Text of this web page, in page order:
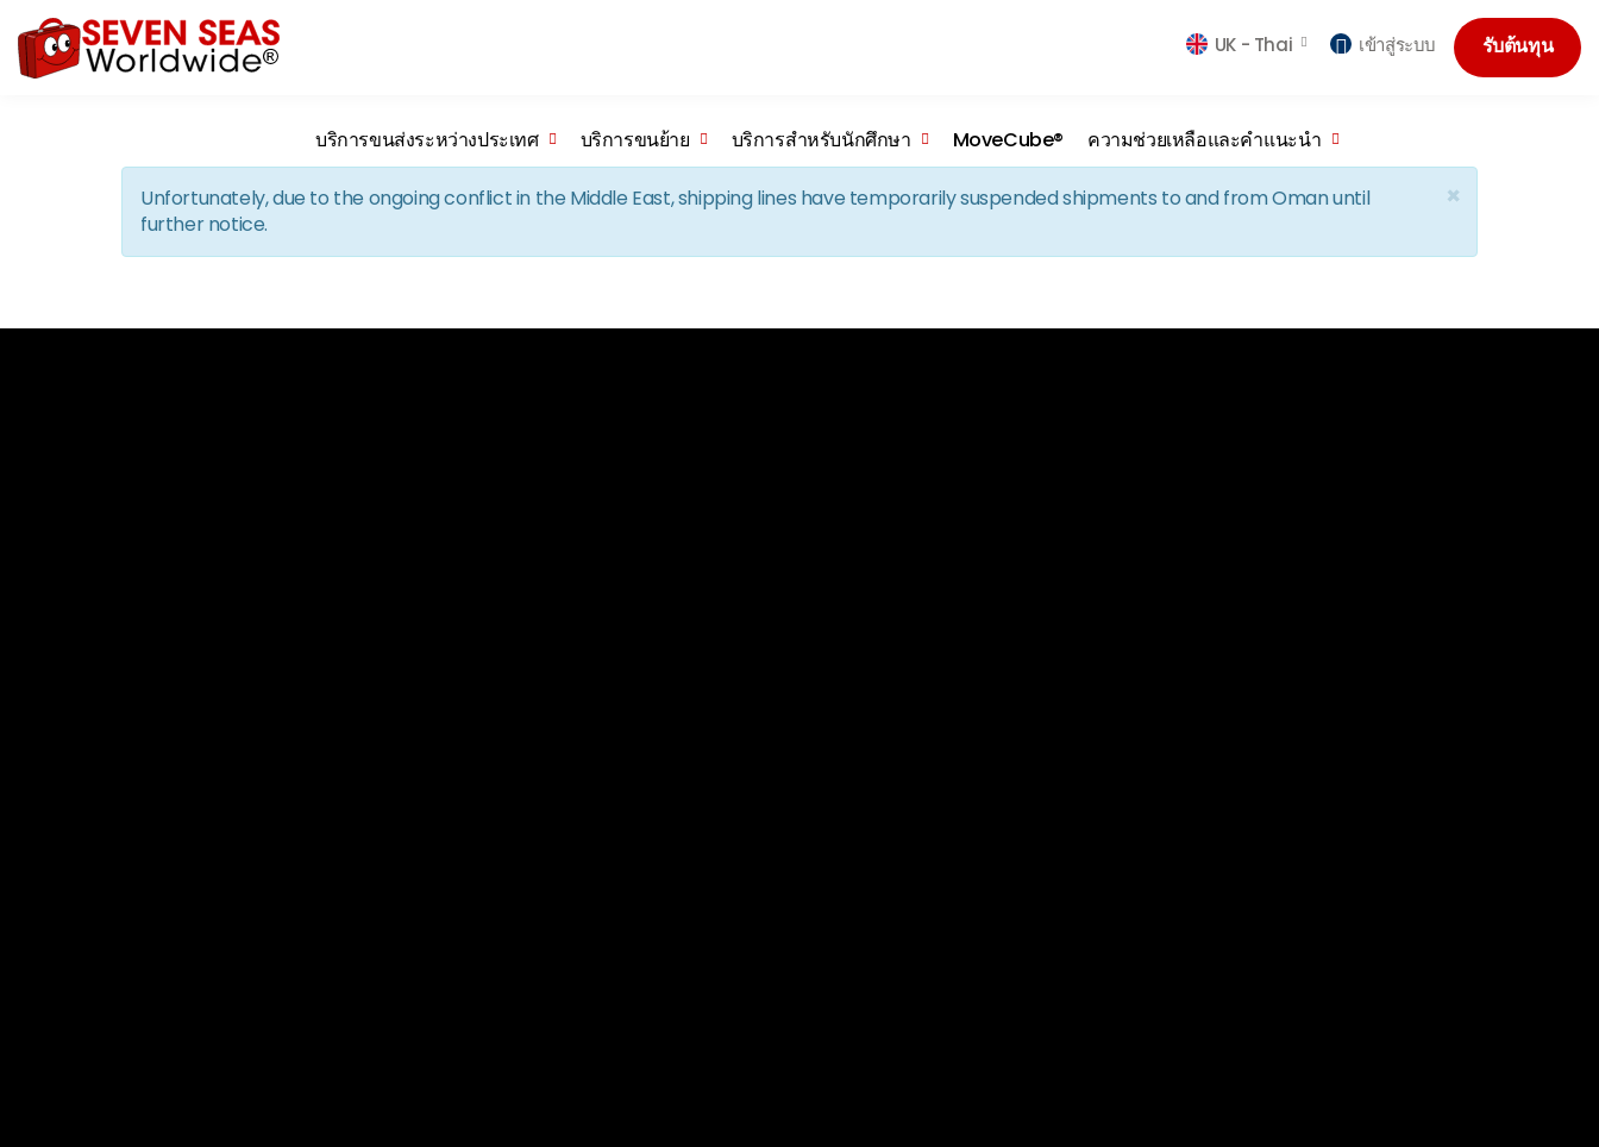
รับต้นทุน
UK - Thai เข้าสู่ระบบ
บริการขนส่งระหว่างประเทศ บริการขนย้าย บริการสำหรับนักศึกษา MoveCube® ความช่วยเหลือและคำแนะนำ
×
Unfortunately, due to the ongoing conflict in the Middle East, shipping lines have temporarily suspended shipments to and from Oman until
further notice.